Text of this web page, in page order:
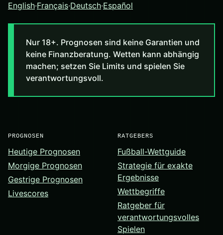
English·Français·Deutsch·Español
Nur 18+. Prognosen sind keine Garantien und
keine Finanzberatung. Wetten kann abhängig
machen; setzen Sie Limits und spielen Sie
verantwortungsvoll.
PROGNOSEN
Heutige Prognosen
Morgige Prognosen
Gestrige Prognosen
Livescores
RATGEBERS
Fußball-Wettguide
Strategie für exakte
Ergebnisse
Wettbegriffe
Ratgeber für
verantwortungsvolles
Spielen